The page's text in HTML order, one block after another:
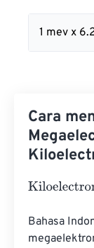
1 mev x
Cara
Bahasa